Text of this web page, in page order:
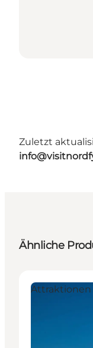
Zuletzt
Ähnliche
Attraktionen